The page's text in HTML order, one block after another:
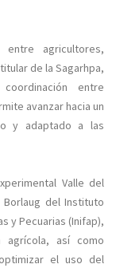
agricultores,
de la Sagarhpa,
entre
avanzar hacia un
y adaptado a las
Valle del
Borlaug del Instituto
y Pecuarias (Inifap),
agrícola, así como
el uso del